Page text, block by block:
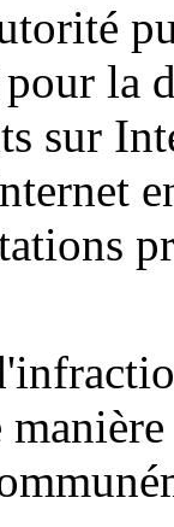
la
sur